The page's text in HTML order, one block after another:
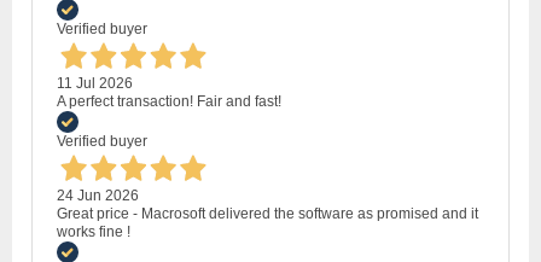
Verified buyer
11 Jul 2026
A perfect transaction! Fair and fast!
Verified buyer
24 Jun 2026
Great price - Macrosoft delivered the software as promised and it
works fine !